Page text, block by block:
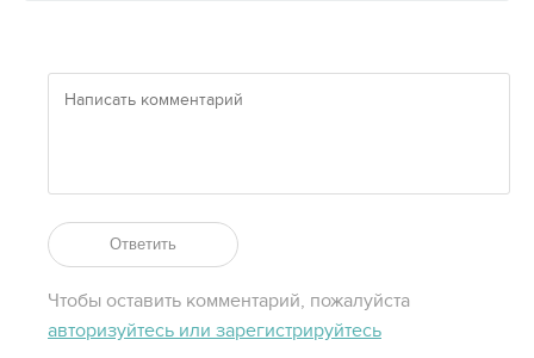
Ответить
Чтобы оставить комментарий, пожалуйста
авторизуйтесь или зарегистрируйтесь